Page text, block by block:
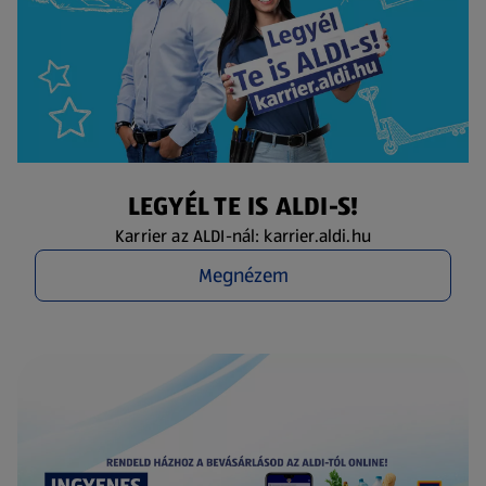
LEGYÉL TE IS ALDI-S!
Karrier az ALDI-nál: karrier.aldi.hu
Megnézem